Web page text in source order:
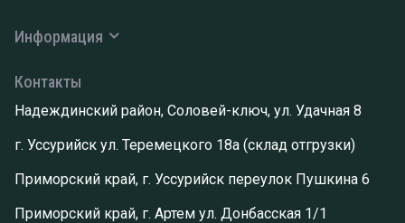
Информация
Контакты
Надеждинский район, Соловей-ключ, ул. Удачная 8
г. Уссурийск ул. Теремецкого 18а (склад отгрузки)
Приморский край, г. Уссурийск переулок Пушкина 6
Приморский край, г. Артем ул. Донбасская 1/1